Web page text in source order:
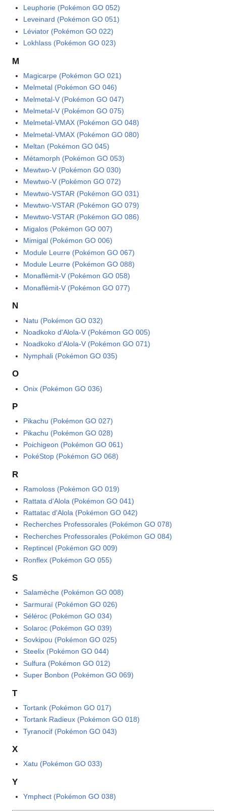
Leuphorie (Pokémon GO 052)
Leveinard (Pokémon GO 051)
Léviator (Pokémon GO 022)
Lokhlass (Pokémon GO 023)
M
Magicarpe (Pokémon GO 021)
Melmetal (Pokémon GO 046)
Melmetal-V (Pokémon GO 047)
Melmetal-V (Pokémon GO 075)
Melmetal-VMAX (Pokémon GO 048)
Melmetal-VMAX (Pokémon GO 080)
Meltan (Pokémon GO 045)
Métamorph (Pokémon GO 053)
Mewtwo-V (Pokémon GO 030)
Mewtwo-V (Pokémon GO 072)
Mewtwo-VSTAR (Pokémon GO 031)
Mewtwo-VSTAR (Pokémon GO 079)
Mewtwo-VSTAR (Pokémon GO 086)
Migalos (Pokémon GO 007)
Mimigal (Pokémon GO 006)
Module Leurre (Pokémon GO 067)
Module Leurre (Pokémon GO 088)
Monaflèmit-V (Pokémon GO 058)
Monaflèmit-V (Pokémon GO 077)
N
Natu (Pokémon GO 032)
Noadkoko d'Alola-V (Pokémon GO 005)
Noadkoko d'Alola-V (Pokémon GO 071)
Nymphali (Pokémon GO 035)
O
Onix (Pokémon GO 036)
P
Pikachu (Pokémon GO 027)
Pikachu (Pokémon GO 028)
Poichigeon (Pokémon GO 061)
PokéStop (Pokémon GO 068)
R
Ramoloss (Pokémon GO 019)
Rattata d'Alola (Pokémon GO 041)
Rattatac d'Alola (Pokémon GO 042)
Recherches Professorales (Pokémon GO 078)
Recherches Professorales (Pokémon GO 084)
Reptincel (Pokémon GO 009)
Ronflex (Pokémon GO 055)
S
Salamèche (Pokémon GO 008)
Sarmuraï (Pokémon GO 026)
Séléroc (Pokémon GO 034)
Solaroc (Pokémon GO 039)
Sovkipou (Pokémon GO 025)
Steelix (Pokémon GO 044)
Sulfura (Pokémon GO 012)
Super Bonbon (Pokémon GO 069)
T
Tortank (Pokémon GO 017)
Tortank Radieux (Pokémon GO 018)
Tyranocif (Pokémon GO 043)
X
Xatu (Pokémon GO 033)
Y
Ymphect (Pokémon GO 038)